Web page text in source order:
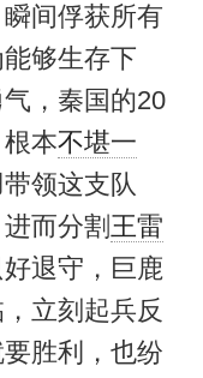
间俘获所有
够生存下
，秦国的20
本不堪一
领这支队
而分割王雷
退守，巨鹿
立刻起兵反
胜利，也纷